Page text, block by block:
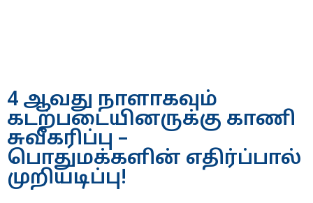
4 ஆவது நாளாகவும்
கடற்படையினருக்கு காணி
சுவீகரிப்பு –
பொதுமக்களின் எதிர்ப்பால்
முறியடிப்பு!